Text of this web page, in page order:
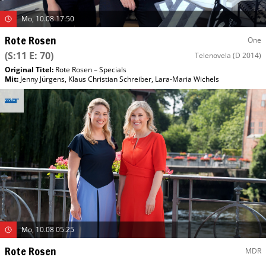
Mo, 10.08 17:50
Rote Rosen One
(S:11 E: 70) Telenovela (D 2014)
Original Titel: Rote Rosen – Specials
Mit: Jenny Jürgens, Klaus Christian Schreiber, Lara-Maria Wichels
Mo, 10.08 05:25
Rote Rosen MDR